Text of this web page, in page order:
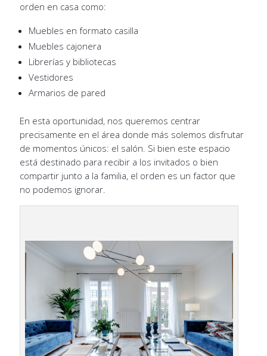
orden en casa como:
Muebles en formato casilla
Muebles cajonera
Librerías y bibliotecas
Vestidores
Armarios de pared
En esta oportunidad, nos queremos centrar
precisamente en el área donde más solemos disfrutar
de momentos únicos: el salón. Si bien este espacio
está destinado para recibir a los invitados o bien
compartir junto a la familia, el orden es un factor que
no podemos ignorar.